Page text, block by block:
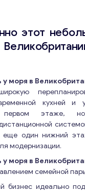
этот
моря в
кухней и
этаже,
еще один нижний
модернизации.
моря в
семейной
бизнес идеально